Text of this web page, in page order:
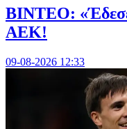
ΒΙΝΤΕΟ:
ΑΕΚ!
09-08-2026 12:33